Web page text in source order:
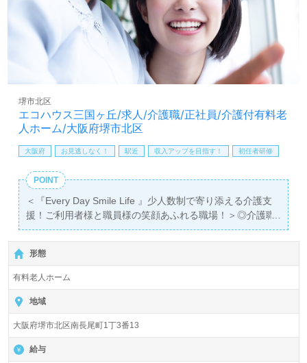
トよりご案内します。お問い合わせも遠慮なくお願いしま
す。
医療/福祉業界の正社員/パート求人探しは【ウィルオブ介
護】＊求人情報収集、将来的に検討の方も遠慮なく＊
LINE、メール、お電話などご希望に応じてお問い合わせ/ご
料サービスをご利用いただけます。＜非公開求人も取扱い
あり！＞"転職支援"のプロと一緒に転職活動！お問い合わ
せお待ちしております。
エコハウス三国ヶ丘/求人/介護職/正社員/介護付有料老
人ホーム/大阪府堺市北区
堺市北区
大阪府 お見逃しなく！ 駅近 収入アップを目指す！ 初任者研修
POINT
＜『Every Day Smile Life 』少人数制で寄り添える介護支
援！ご利用者様と職員様の笑顔あふれる職場！＞◎介護職/
正社員募集◎
【月給223,600円～252,800円/賞与2回】＊初任者研修以上
有資格者向け求人＊『堺市駅』徒歩7分。
入居定員37名（37室/全室個室）『エコハウス三国ヶ丘』
社会福祉法人ラポール会（本部：大阪府大阪狭山市）様の
運営です。大阪府を中心に33拠点の特別養護老人ホーム、
ヘルパーステーション、グループホーム、小規模多機能ホ
ーム、介護付き有料老人ホーム、ショートステイ、デイサ
形態
有料老人ホーム
地域
大阪府堺市北区南長尾町1丁3番13
給与